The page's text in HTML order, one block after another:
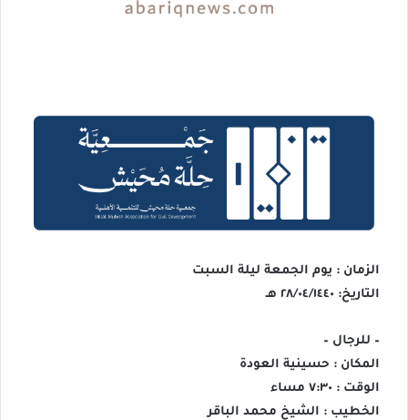
الزمان : يوم الجمعة ليلة السبت
التاريخ: ٢٨/٠٤/١٤٤٠ هـ
– للرجال –
المكان : حسينية العودة
الوقت : ٧:٣٠ مساء
الخطيب : الشيخ محمد الباقر